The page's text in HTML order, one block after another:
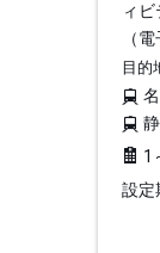
ィ
（
目的
1
設